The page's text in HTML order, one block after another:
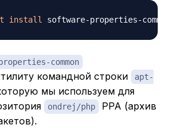
install software-properties-
common
командной строки
apt-
мы используем для
ondrej/php
PPA (архив